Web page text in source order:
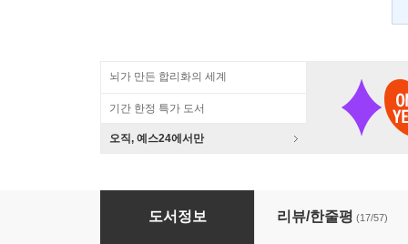
뇌가 만든 합리화의 세계
기간 한정 특가 도서
오직, 예스24에서만
인체 재활용
도서정보 리뷰/한줄평 (17/57)